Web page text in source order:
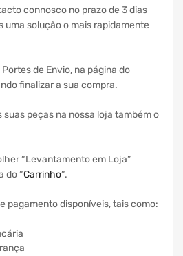
connosco no prazo de 3 dias
uma solução o mais rapidamente
de Envio, na página do
finalizar a sua compra.
peças na nossa loja também o
“Levantamento em Loja”
do “Carrinho“.
pagamento disponíveis, tais como: